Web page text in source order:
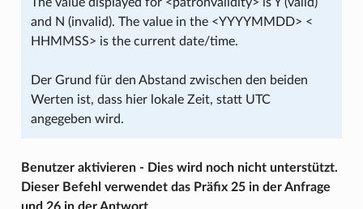
and N (invalid). The value in the <YYYYMMDD> <
HHMMSS> is the current date/time.
Der Grund für den Abstand zwischen den beiden
Werten ist, dass hier lokale Zeit, statt UTC
angegeben wird.
Benutzer aktivieren - Dies wird noch nicht unterstützt.
Dieser Befehl verwendet das Präfix 25 in der Anfrage
und 26 in der Antwort